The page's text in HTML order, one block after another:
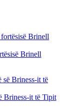
Brinell
Briness-it të Tipit